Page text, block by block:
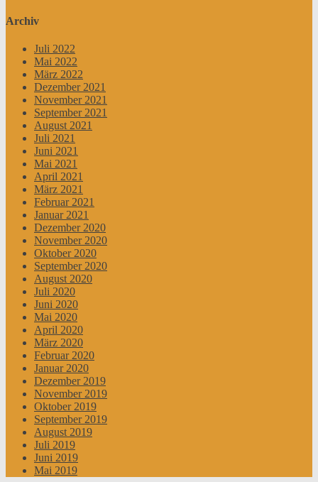
Archiv
Juli 2022
Mai 2022
März 2022
Dezember 2021
November 2021
September 2021
August 2021
Juli 2021
Juni 2021
Mai 2021
April 2021
März 2021
Februar 2021
Januar 2021
Dezember 2020
November 2020
Oktober 2020
September 2020
August 2020
Juli 2020
Juni 2020
Mai 2020
April 2020
März 2020
Februar 2020
Januar 2020
Dezember 2019
November 2019
Oktober 2019
September 2019
August 2019
Juli 2019
Juni 2019
Mai 2019